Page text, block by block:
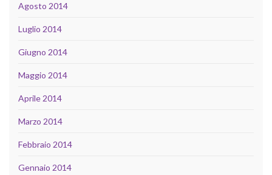
Agosto 2014
Luglio 2014
Giugno 2014
Maggio 2014
Aprile 2014
Marzo 2014
Febbraio 2014
Gennaio 2014